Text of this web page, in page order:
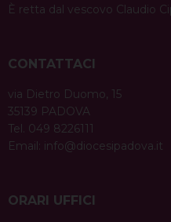
È retta dal vescovo Claudio
CONTATTACI
via Dietro Duomo, 15
35139 PADOVA
Tel. 049 8226111
Email: info@diocesipadova.it
ORARI UFFICI